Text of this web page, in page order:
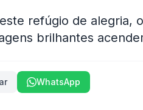
refúgio de alegria,
brilhantes
WhatsApp